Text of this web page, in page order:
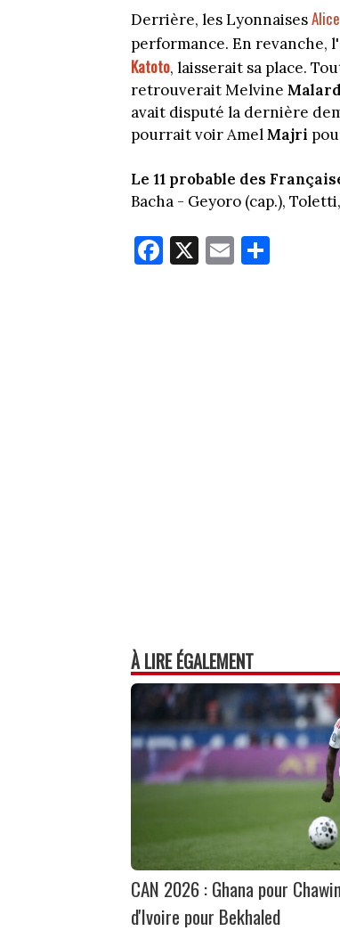
Derrière, les LyonnaisesAlice
performance. En revanche,
Katoto, laisserait sa place.
retrouverait Melvine Malard
avait disputé la dernière
pourrait voir AmelMajri
Le 11 probable des
Bacha - Geyoro (cap.),
Fa
ce
X E
m
À LIRE ÉGALEMENT
CAN 2026 : Ghana pour
d'Ivoire pour Bekhaled